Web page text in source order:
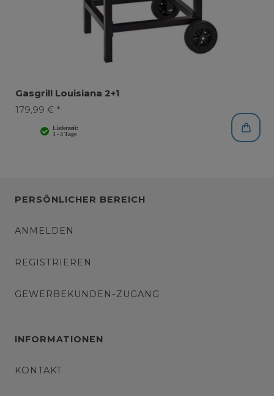
Gasgrill Louisiana 2+1
179,99 € *
PERSÖNLICHER BEREICH
ANMELDEN
REGISTRIEREN
GEWERBEKUNDEN-ZUGANG
INFORMATIONEN
KONTAKT